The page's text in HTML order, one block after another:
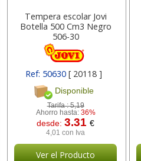
Tempera escolar Jovi
Botella 500 Cm3 Negro
506-30
Ref: 50630[ 20118 ]
Disponible
Tarifa :5,19
Ahorro hasta: 36%
desde:3.31€
4,01 con Iva
Ver el Producto